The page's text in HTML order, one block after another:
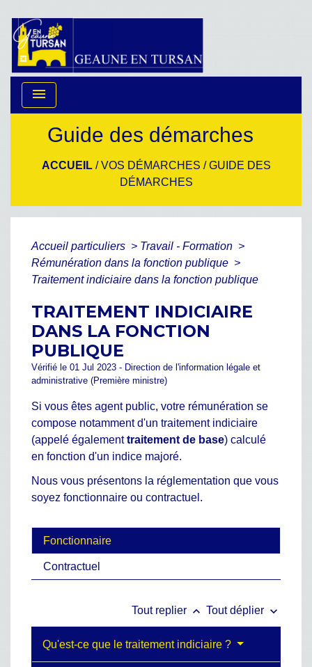
menu
Guide des démarches
ACCUEIL/VOS DÉMARCHES /GUIDE DES
DÉMARCHES
Accueil particuliers > Travail - Formation >
Rémunération dans la fonction publique >
Traitement indiciaire dans la fonction publique
TRAITEMENT INDICIAIRE
DANS LA FONCTION
PUBLIQUE
Vérifié le 01 Jul 2023 - Direction de l'information légale et
administrative (Première ministre)
Si vous êtes agent public, votre rémunération se
compose notamment d'un traitement indiciaire
(appelé égalementtraitement de base) calculé
en fonction d'un indice majoré.
Nous vous présentons la réglementation que vous
soyez fonctionnaire ou contractuel.
Fonctionnaire
Contractuel
Tout replier keyboard_arrow_up Tout déplier keyboard_arrow_down
Qu'est-ce que le traitement indiciaire ?